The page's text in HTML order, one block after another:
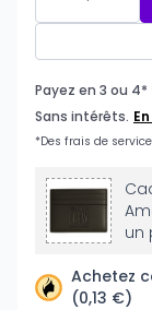
un
Achetez
(0,13 €)